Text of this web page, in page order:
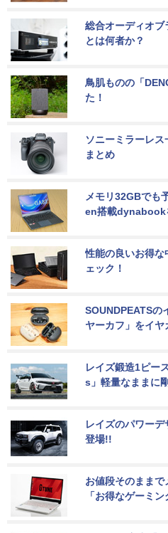
総合オーディオ
とは何者か？
鳥肌ものの「
た！
ソニーミラーレ
まとめ
メモリ32GBでも
en搭載dynabook
性能の良いお得な
ェック！
SOUNDPEATSの
ヤーカフ」をイヤ
レイズ鍛造1ピー
s」軽量なままに
レイズのパワー
登場!!
お値段そのまま
「お得なゲーミン